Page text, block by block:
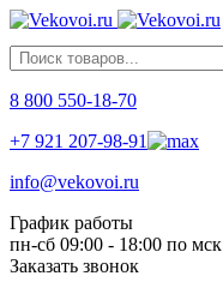
8 800 550-18-70
+7 921 207-98-91
info@vekovoi.ru
График работы
пн-сб 09:00 - 18:00 по мск
Заказать звонок